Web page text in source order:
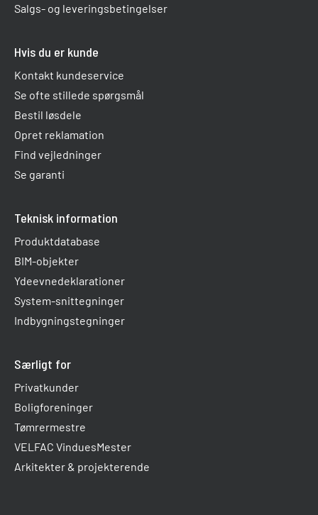
Salgs- og leveringsbetingelser
Hvis du er kunde
Kontakt kundeservice
Se ofte stillede spørgsmål
Bestil løsdele
Opret reklamation
Find vejledninger
Se garanti
Teknisk information
Produktdatabase
BIM-objekter
Ydeevnedeklarationer
System-snittegninger
Indbygningstegninger
Særligt for
Privatkunder
Boligforeninger
Tømrermestre
VELFAC VinduesMester
Arkitekter & projekterende